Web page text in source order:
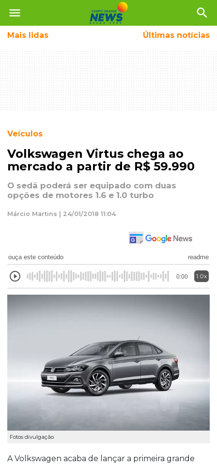
menu search
Mais lidas Últimas notícias
Veículos
Volkswagen Virtus chega ao
mercado a partir de R$ 59.990
O sedã poderá ser equipado com duas
opções de motores 1.6 e 1.0 turbo
Márcio Martins | 24/01/2018 11:04
ouça este conteúdo readme
0:00 1.0x
Fotos divulgação
A Volkswagen acaba de lançar a primeira grande